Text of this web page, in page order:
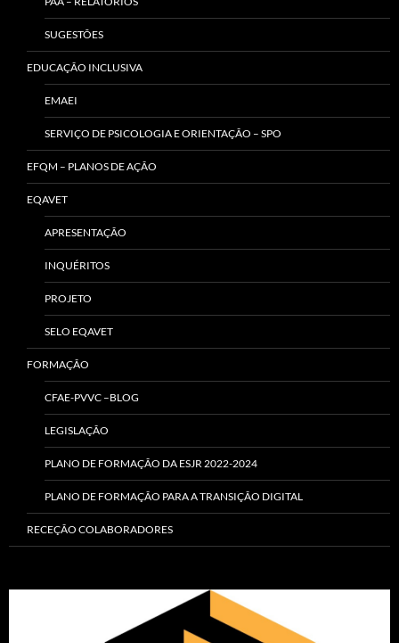
SUGESTÕES
EDUCAÇÃO INCLUSIVA
EMAEI
SERVIÇO DE PSICOLOGIA E ORIENTAÇÃO – SPO
EFQM – PLANOS DE AÇÃO
EQAVET
APRESENTAÇÃO
INQUÉRITOS
PROJETO
SELO EQAVET
FORMAÇÃO
CFAE-PVVC –BLOG
LEGISLAÇÃO
PLANO DE FORMAÇÃO DA ESJR 2022-2024
PLANO DE FORMAÇÃO PARA A TRANSIÇÃO DIGITAL
RECEÇÃO COLABORADORES